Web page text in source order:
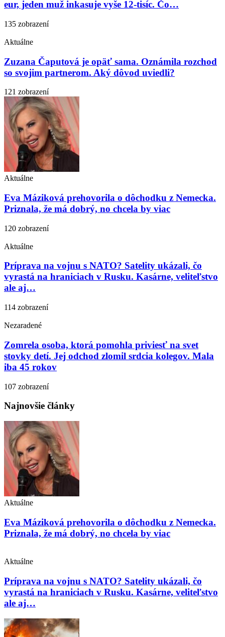
eur, jeden muž inkasuje vyše 12-tisíc. Čo…
135 zobrazení
Aktuálne
Zuzana Čaputová je opäť sama. Oznámila rozchod
so svojim partnerom. Aký dôvod uviedli?
121 zobrazení
Aktuálne
Eva Máziková prehovorila o dôchodku z Nemecka.
Priznala, že má dobrý, no chcela by viac
120 zobrazení
Aktuálne
Príprava na vojnu s NATO? Satelity ukázali, čo
vyrastá na hraniciach v Rusku. Kasárne, veliteľstvo
ale aj…
114 zobrazení
Nezaradené
Zomrela osoba, ktorá pomohla priviesť na svet
stovky detí. Jej odchod zlomil srdcia kolegov. Mala
iba 45 rokov
107 zobrazení
Najnovšie články
Aktuálne
Eva Máziková prehovorila o dôchodku z Nemecka.
Priznala, že má dobrý, no chcela by viac
Aktuálne
Príprava na vojnu s NATO? Satelity ukázali, čo
vyrastá na hraniciach v Rusku. Kasárne, veliteľstvo
ale aj…